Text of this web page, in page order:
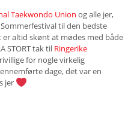
Taekwondo Union og alle jer,
til den bedste
er altid skønt at mødes med både
STORT tak til Ringerike
for nogle virkelig
dage, det var en
jer